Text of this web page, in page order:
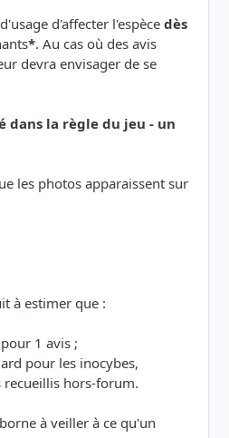
d'affecter l'espèce dès
*. Au cas où des avis
devra envisager de se
dans la règle du jeu - un
les photos apparaissent sur
à estimer que :
1 avis ;
pour les inocybes,
recueillis hors-forum.
à veiller à ce qu'un